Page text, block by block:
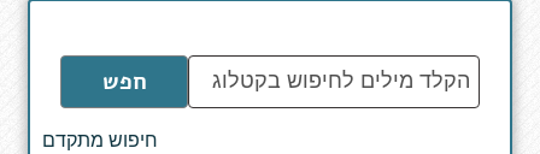
הקלד
מילים
לחיפוש
חפש
חיפוש מתקדם